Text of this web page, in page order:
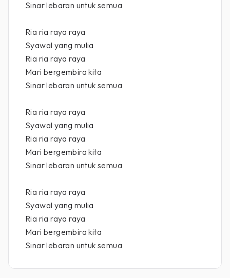
Sinar lebaran untuk semua
Ria ria raya raya
Syawal yang mulia
Ria ria raya raya
Mari bergembira kita
Sinar lebaran untuk semua
Ria ria raya raya
Syawal yang mulia
Ria ria raya raya
Mari bergembira kita
Sinar lebaran untuk semua
Ria ria raya raya
Syawal yang mulia
Ria ria raya raya
Mari bergembira kita
Sinar lebaran untuk semua